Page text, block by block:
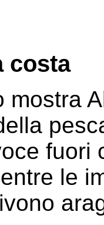
costa
mostra
fuori
le